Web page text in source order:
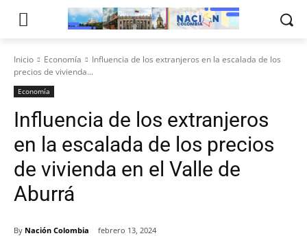
Inicio Economía
Influencia de los extranjeros en la escalada de los
precios de vivienda...
Economía
Influencia de los extranjeros
en la escalada de los precios
de vivienda en el Valle de
Aburrá
By Nación Colombia febrero 13, 2024